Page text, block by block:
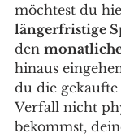
möchtest du
längerfristige
den
hinaus
du die
Verfall nicht
bekommst,